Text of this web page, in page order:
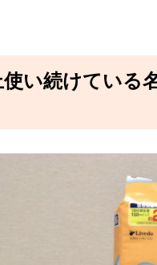
い続けている